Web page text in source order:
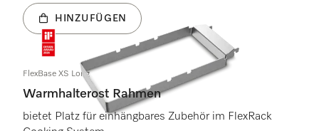
HINZUFÜGEN
FlexBase XS Long
Warmhalterost Rahmen
bietet Platz für einhängbares Zubehör im FlexRack